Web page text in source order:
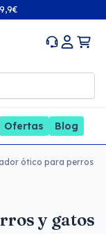
Ofertas Blog
ótico para perros y
y gatos